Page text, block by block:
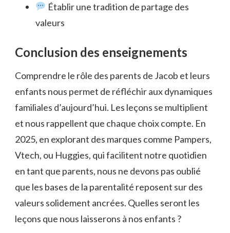
Établir une tradition de partage des
valeurs
Conclusion des enseignements
Comprendre le rôle des parents de Jacob et leurs
enfants nous permet de réfléchir aux dynamiques
familiales d’aujourd’hui. Les leçons se multiplient
et nous rappellent que chaque choix compte. En
2025, en explorant des marques comme Pampers,
Vtech, ou Huggies, qui facilitent notre quotidien
en tant que parents, nous ne devons pas oublié
que les bases de la parentalité reposent sur des
valeurs solidement ancrées. Quelles seront les
leçons que nous laisserons à nos enfants ?